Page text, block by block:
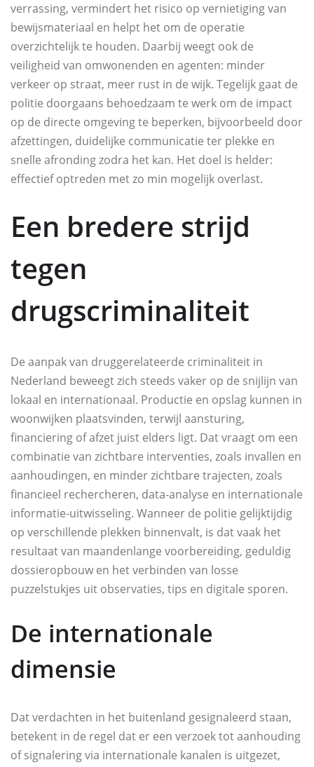
verrassing, vermindert het risico op vernietiging van
bewijsmateriaal en helpt het om de operatie
overzichtelijk te houden. Daarbij weegt ook de
veiligheid van omwonenden en agenten: minder
verkeer op straat, meer rust in de wijk. Tegelijk gaat de
politie doorgaans behoedzaam te werk om de impact
op de directe omgeving te beperken, bijvoorbeeld door
afzettingen, duidelijke communicatie ter plekke en
snelle afronding zodra het kan. Het doel is helder:
effectief optreden met zo min mogelijk overlast.
Een bredere strijd
tegen
drugscriminaliteit
De aanpak van druggerelateerde criminaliteit in
Nederland beweegt zich steeds vaker op de snijlijn van
lokaal en internationaal. Productie en opslag kunnen in
woonwijken plaatsvinden, terwijl aansturing,
financiering of afzet juist elders ligt. Dat vraagt om een
combinatie van zichtbare interventies, zoals invallen en
aanhoudingen, en minder zichtbare trajecten, zoals
financieel rechercheren, data‑analyse en internationale
informatie-uitwisseling. Wanneer de politie gelijktijdig
op verschillende plekken binnenvalt, is dat vaak het
resultaat van maandenlange voorbereiding, geduldig
dossieropbouw en het verbinden van losse
puzzelstukjes uit observaties, tips en digitale sporen.
De internationale
dimensie
Dat verdachten in het buitenland gesignaleerd staan,
betekent in de regel dat er een verzoek tot aanhouding
of signalering via internationale kanalen is uitgezet,